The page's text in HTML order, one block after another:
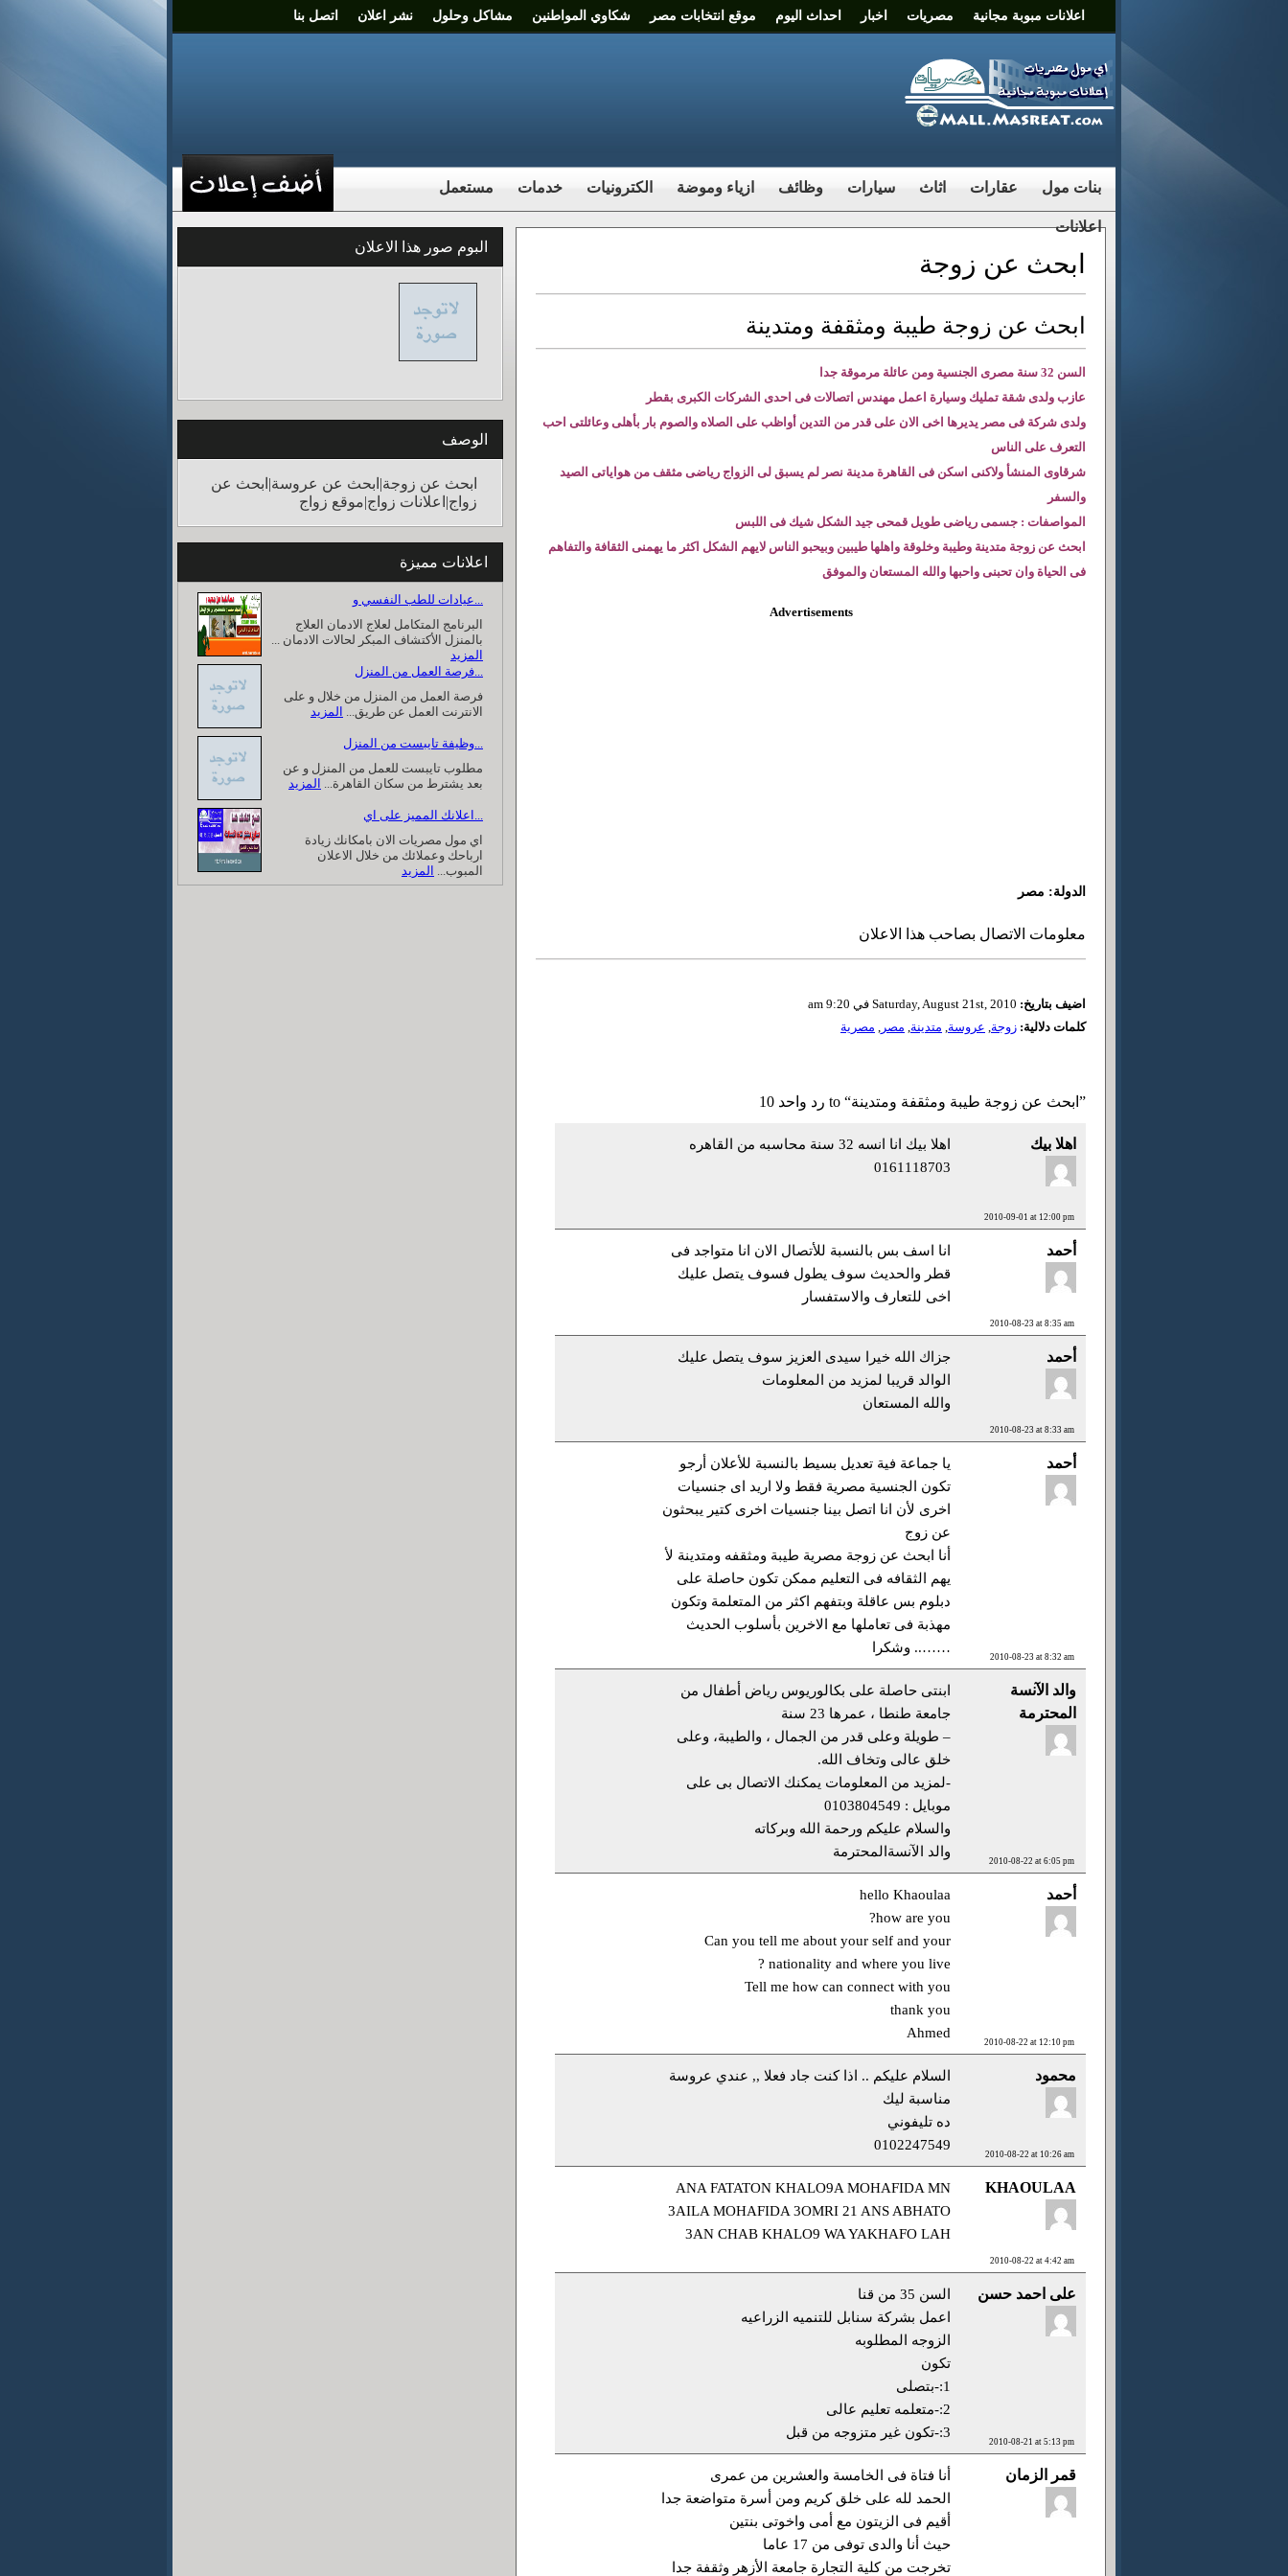
اعلانات مبوبة مجانية مصريات اخبار احداث اليوم موقع انتخابات مصر شكاوي المواطنين مشاكل وحلول نشر اعلان اتصل بنا
بنات مول عقارات اثاث سيارات وظائف ازياء وموضة الكترونيات خدمات مستعمل
اعلانات
ابحث عن زوجة
ابحث عن زوجة طيبة ومثقفة ومتدينة
السن 32 سنة مصرى الجنسية ومن عائلة مرموقة جدا
عازب ولدى شقة تمليك وسيارة اعمل مهندس اتصالات فى احدى الشركات الكبرى بقطر
ولدى شركة فى مصر يديرها اخى الان على قدر من التدين أواظب على الصلاه والصوم بار بأهلى وعائلتى احب
التعرف على الناس
شرقاوى المنشأ ولاكنى اسكن فى القاهرة مدينة نصر لم يسبق لى الزواج رياضى مثقف من هواياتى الصيد
والسفر
المواصفات : جسمى رياضى طويل قمحى جيد الشكل شيك فى اللبس
ابحث عن زوجة متدينة وطيبة وخلوقة واهلها طيبين وبيحبو الناس لايهم الشكل اكثر ما يهمنى الثقافة والتفاهم
فى الحياة وان تحبنى واحبها والله المستعان والموفق
Advertisements
الدولة: مصر
معلومات الاتصال بصاحب هذا الاعلان
اضيف بتاريخ:
كلمات دلالية: زوجة, عروسة, متدينة, مصر , مصرية
10 رد واحد to “ابحث عن زوجة طيبة ومثقفة ومتدينة”
اهلا بيك
2010-09-01 at 12:00 pm
اهلا بيك انا انسه 32 سنة محاسبه من القاهره
0161118703
أحمد
2010-08-23 at 8:35 am
انا اسف بس بالنسبة للأتصال الان انا متواجد فى
قطر والحديث سوف يطول فسوف يتصل عليك
اخى للتعارف والاستفسار
أحمد
2010-08-23 at 8:33 am
جزاك الله خيرا سيدى العزيز سوف يتصل عليك
الوالد قريبا لمزيد من المعلومات
والله المستعان
أحمد
2010-08-23 at 8:32 am
يا جماعة فية تعديل بسيط بالنسبة للأعلان أرجو
تكون الجنسية مصرية فقط ولا اريد اى جنسيات
اخرى لأن انا اتصل بينا جنسيات اخرى كتير يبحثون
عن زوج
أنا ابحث عن زوجة مصرية طيبة ومثقفه ومتدينة لأ
يهم الثقافه فى التعليم ممكن تكون حاصلة على
دبلوم بس عاقلة وبتفهم اكثر من المتعلمة وتكون
مهذبة فى تعاملها مع الاخرين بأسلوب الحديث
…….. وشكرا
والد الآنسة
المحترمة
2010-08-22 at 6:05 pm
ابنتى حاصلة على بكالوريوس رياض أطفال من
جامعة طنطا ، عمرها 23 سنة
– طويلة وعلى قدر من الجمال ، والطيبة، وعلى
خلق عالى وتخاف الله.
-لمزيد من المعلومات يمكنك الاتصال بى على
موبايل : 0103804549
والسلام عليكم ورحمة الله وبركاته
والد الآنسةالمحترمة
أحمد
2010-08-22 at 12:10 pm
hello Khaoulaa
how are you?
Can you tell me about your self and your
nationality and where you live ?
Tell me how can connect with you
thank you
Ahmed
محمود
2010-08-22 at 10:26 am
السلام عليكم .. اذا كنت جاد فعلا ,, عندي عروسة
مناسبة ليك
ده تليفوني
0102247549
KHAOULAA
2010-08-22 at 4:42 am
ANA FATATON KHALO9A MOHAFIDA MN
3AILA MOHAFIDA 3OMRI 21 ANS ABHATO
3AN CHAB KHALO9 WA YAKHAFO LAH
على احمد حسن
2010-08-21 at 5:13 pm
السن 35 من قنا
اعمل بشركة سنابل للتنميه الزراعيه
الزوجه المطلوبه
تكون
1:-بتصلى
2:-متعلمه تعليم عالى
3:-تكون غير متزوجه من قبل
قمر الزمان
أنا فتاة فى الخامسة والعشرين من عمرى
الحمد لله على خلق كريم ومن أسرة متواضعة جدا
أقيم فى الزيتون مع أمى واخوتى بنتين
حيث أنا والدى توفى من 17 عاما
تخرجت من كلية التجارة جامعة الأزهر وثقفة جدا
البوم صور هذا الاعلان
الوصف
ابحث عن زوجة|ابحث عن عروسة|ابحث عن
زواج|اعلانات زواج|موقع زواج
اعلانات مميزة
عيادات للطب النفسي و...
البرنامج المتكامل لعلاج الادمان العلاج
بالمنزل الأكتشاف المبكر لحالات الادمان ...
المزيد
فرصة العمل من المنزل...
فرصة العمل من المنزل من خلال و على
الانترنت العمل عن طريق... المزيد
وظيفة تايبست من المنزل...
مطلوب تايبست للعمل من المنزل و عن
بعد يشترط من سكان القاهرة... المزيد
اعلانك المميز على اي...
اي مول مصريات الان بامكانك زيادة
ارباحك وعملائك من خلال الاعلان
المبوب... المزيد